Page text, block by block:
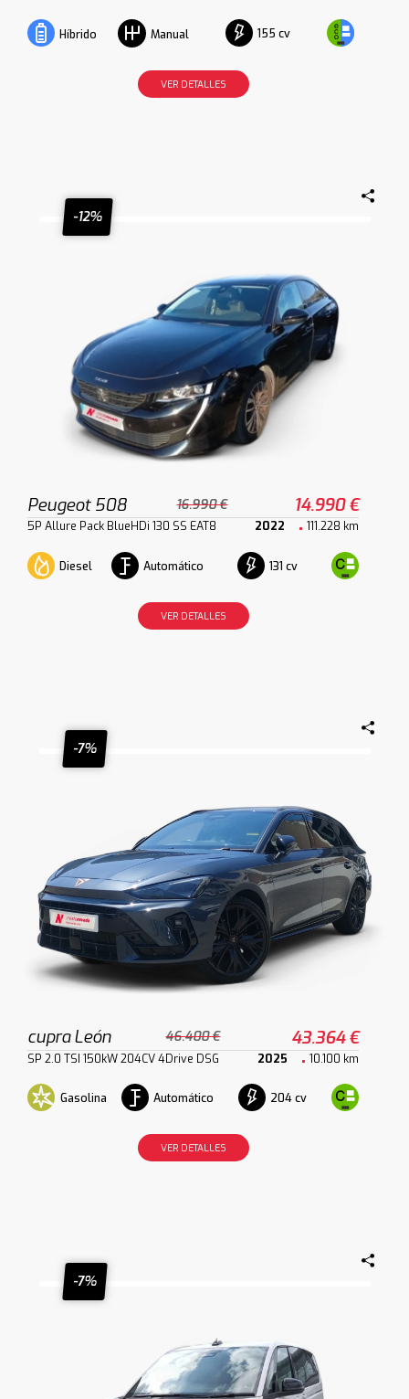
Híbrido Manual 155 cv
VER DETALLES
-12%
Peugeot 508 16.990 € 14.990 €
5P Allure Pack BlueHDi 130 SS EAT8 2022 111.228 km
Diesel Automático 131 cv
VER DETALLES
-7%
cupra León 46.400 € 43.364 €
SP 2.0 TSI 150kW 204CV 4Drive DSG 2025 10.100 km
Gasolina Automático 204 cv
VER DETALLES
-7%